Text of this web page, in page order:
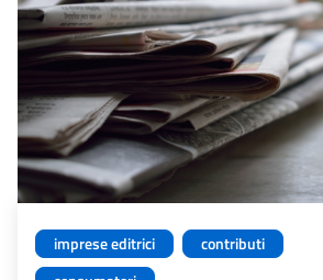
imprese editrici
contributi